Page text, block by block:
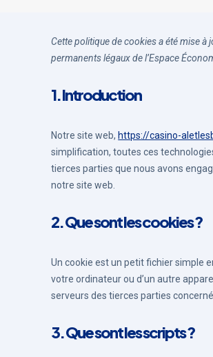
Cette politique de cookies a été mise
permanents légaux de l’Espace
1. Introduction
Notre site web, https://casino-
simplification, toutes ces
tierces parties que nous avons
notre site web.
2. Que sont les cookies ?
Un cookie est un petit fichier simple
votre ordinateur ou d’un autre
serveurs des tierces parties
3. Que sont les scripts ?